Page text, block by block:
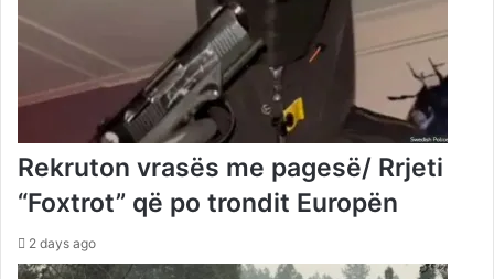
Rekruton vrasës me pagesë/ Rrjeti
“Foxtrot” që po trondit Europën
2 days ago